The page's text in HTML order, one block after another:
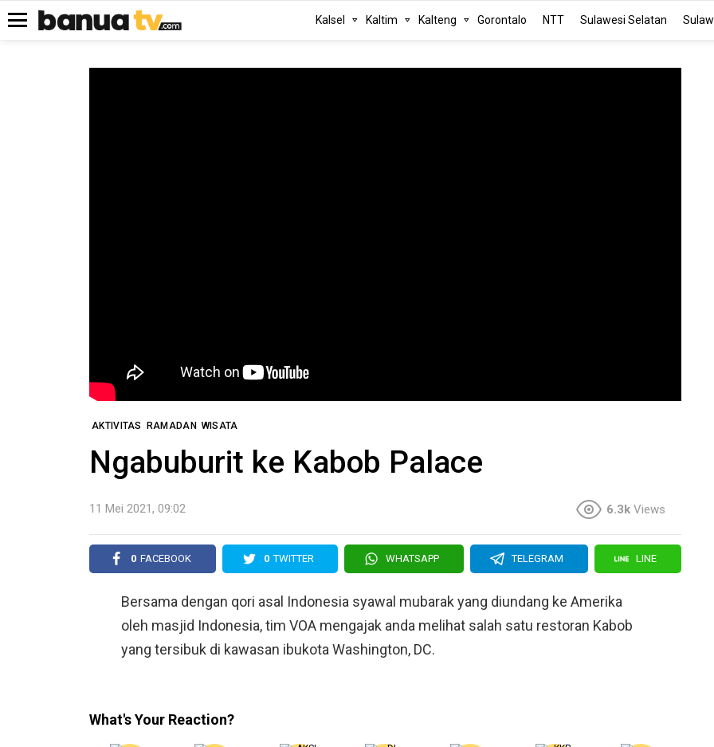
Kalsel Kaltim Kalteng Gorontalo NTT Sulawesi Selatan
AKTIVITAS RAMADAN WISATA
Ngabuburit ke Kabob Palace
11 Mei 2021, 09:02 6.3k Views
0 FACEBOOK 0 TWITTER WHATSAPP TELEGRAM LINE
Bersama dengan qori asal Indonesia syawal mubarak yang diundang ke Amerika
oleh masjid Indonesia, tim VOA mengajak anda melihat salah satu restoran Kabob
yang tersibuk di kawasan ibukota Washington, DC.
What's Your Reaction?